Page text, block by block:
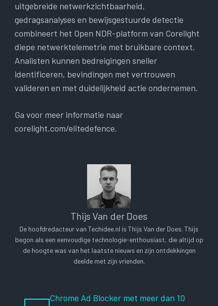
uitgebreide netwerkzichtbaarheid,
gedragsanalyses en bewijsgestuurde detectie
combineert het Open NDR-platform van Corelight
diepe netwerktelemetrie met bruikbare context.
Analisten kunnen bedreigingen sneller
identificeren, bevindingen met vertrouwen
valideren en met duidelijkheid actie ondernemen.
Ga voor meer informatie naar
corelight.com/elitedefence.
Thijs Van der Does
De hoofdredacteur van Techidee.nl is Thijs Van der Does. Thijs
begon als een eenvoudige technologie-enthousiast, die altijd op
de hoogte was van het laatste nieuws en zijn ontdekkingen
deelde met zijn vrienden.
Chrome Ad Blocker met meer dan 10